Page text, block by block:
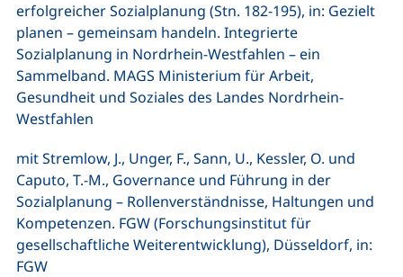
erfolgreicher Sozialplanung (Stn. 182-195), in: Gezielt
planen – gemeinsam handeln. Integrierte
Sozialplanung in Nordrhein-Westfahlen – ein
Sammelband. MAGS Ministerium für Arbeit,
Gesundheit und Soziales des Landes Nordrhein-
Westfahlen
mit Stremlow, J., Unger, F., Sann, U., Kessler, O. und
Caputo, T.-M., Governance und Führung in der
Sozialplanung – Rollenverständnisse, Haltungen und
Kompetenzen. FGW (Forschungsinstitut für
gesellschaftliche Weiterentwicklung), Düsseldorf, in:
FGW